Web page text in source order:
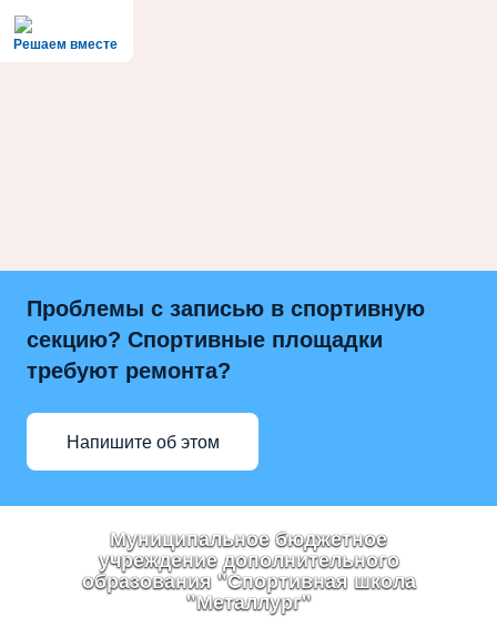
Решаем вместе
Проблемы с записью в спортивную
секцию? Спортивные площадки
требуют ремонта?
Напишите об этом
Муниципальное бюджетное
учреждение дополнительного
образования "Спортивная школа
"Металлург"